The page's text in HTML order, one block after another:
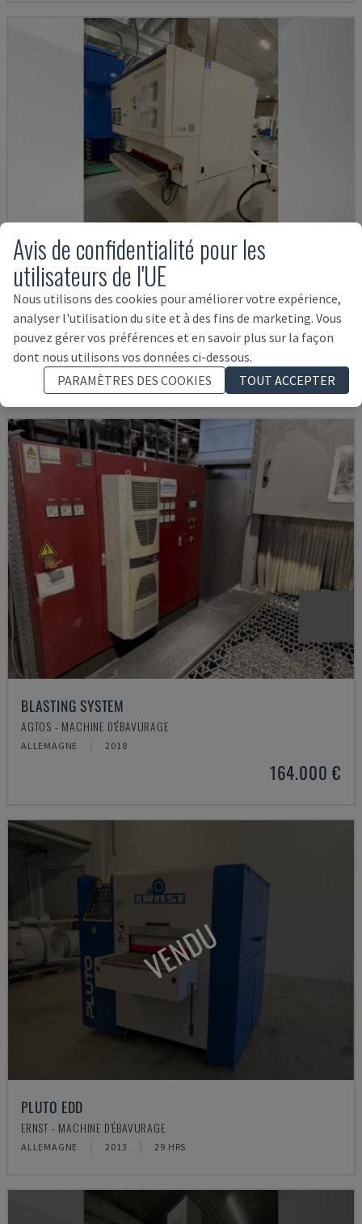
ESYM M3 1350
CMS - MACHINE D'ÉBAVURAGE
BULGARIE 2019
106.000 €
BLASTING SYSTEM
AGTOS - MACHINE D'ÉBAVURAGE
ALLEMAGNE 2018
164.000 €
VENDU
PLUTO EDD
ERNST - MACHINE D'ÉBAVURAGE
ALLEMAGNE 2013 29 HRS
Avis de confidentialité pour les
utilisateurs de l'UE
Nous utilisons des cookies pour améliorer votre expérience,
analyser l'utilisation du site et à des fins de marketing. Vous
pouvez gérer vos préférences et en savoir plus sur la façon
dont nous utilisons vos données ci-dessous.
PARAMÈTRES DES COOKIES
TOUT ACCEPTER